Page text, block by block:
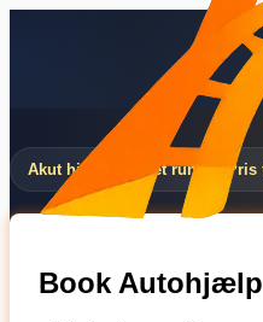
Akut hjælp døgnet rundt • Pris
Book